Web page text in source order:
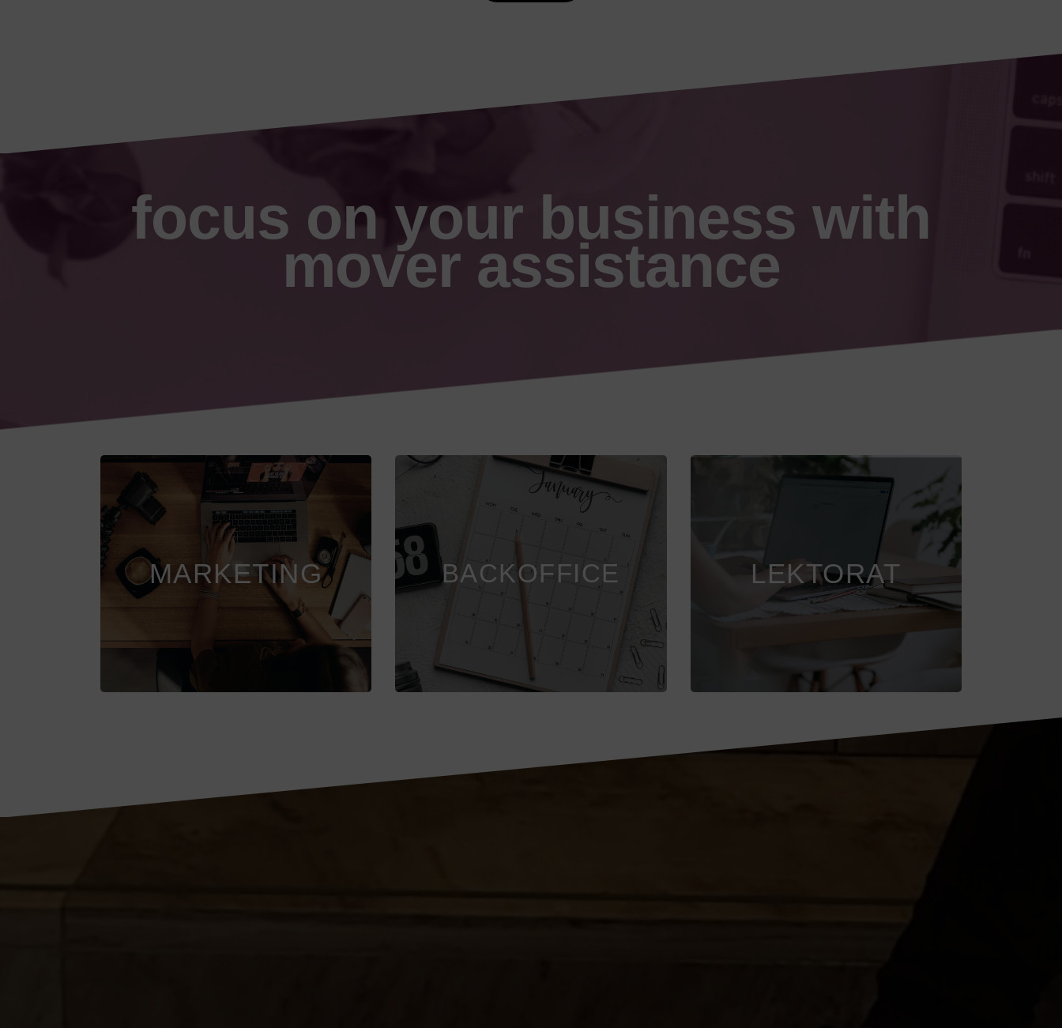
focus on your business with
mover assistance
MARKETING
MEHR SICHTBARKEIT FÜR
DEIN BUSINESS
BACKOFFICE
MEHR ZEIT FÜR
Mehr Infos
LEKTORAT
Das Lektorat für deine
Abschlussarbeit
COMING SOON